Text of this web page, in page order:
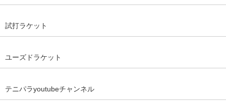
試打ラケット
ユーズドラケット
テニパラyoutubeチャンネル